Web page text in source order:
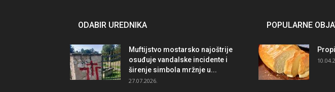
ODABIR UREDNIKA
Muftijstvo mostarsko najoštrije
osuđuje vandalske incidente i
širenje simbola mržnje u...
27.07.2026.
POPULARNE